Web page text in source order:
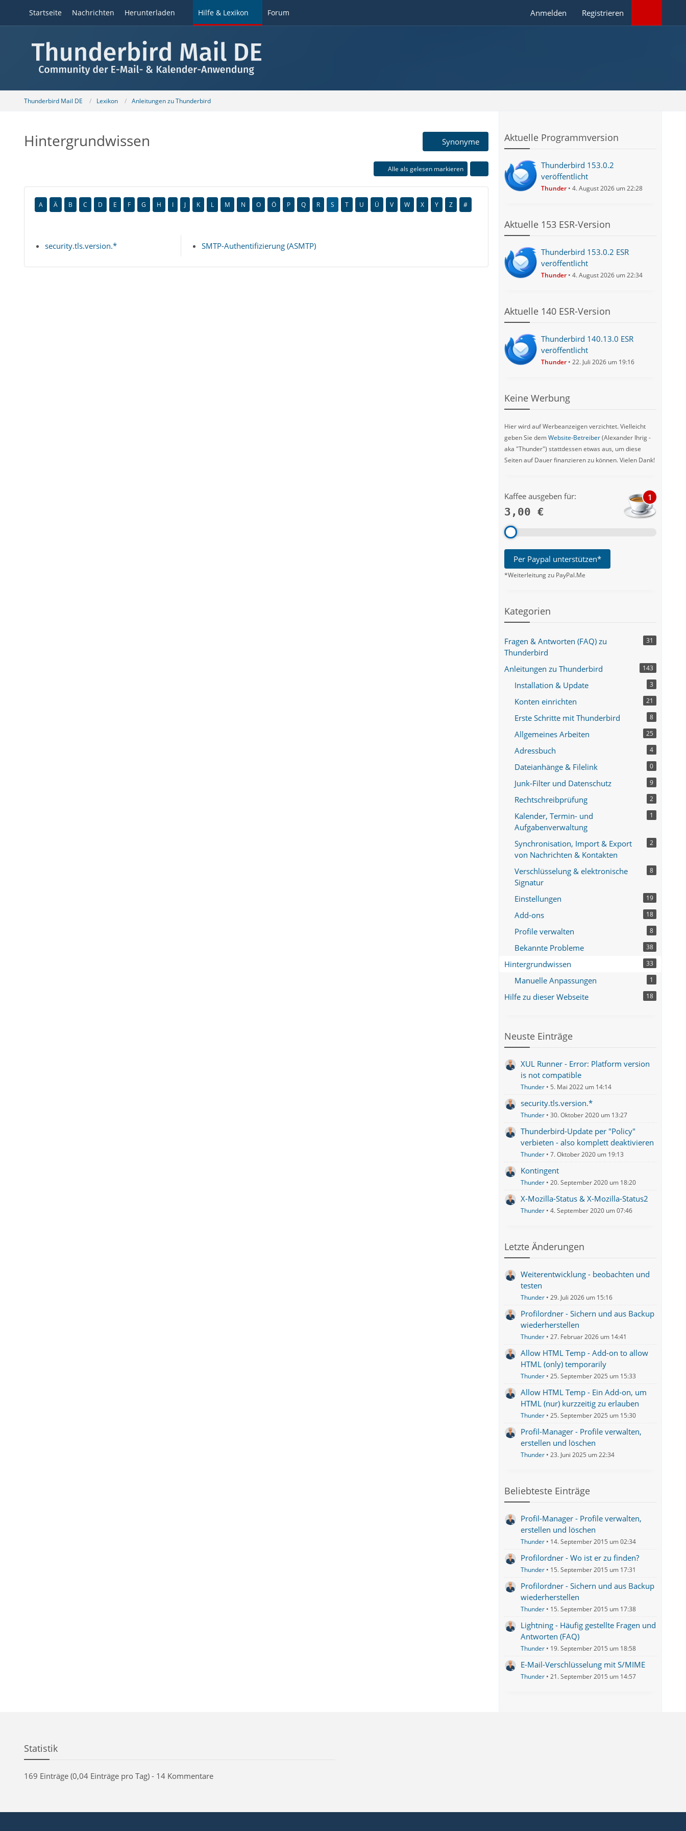
Startseite Nachrichten Herunterladen Hilfe & Lexikon Forum Anmelden Registrieren
Thunderbird Mail DE Lexikon Anleitungen zu Thunderbird
Hintergrundwissen Synonyme
Alle als gelesen markieren
A Ä B C D E F G H I J K L M N O Ö P Q R S T U Ü V W X Y Z #
security.tls.version.* SMTP-Authentifizierung (ASMTP)
Aktuelle Programmversion
Thunderbird 153.0.2
veröffentlicht
Thunder 4. August 2026 um 22:28
Aktuelle 153 ESR-Version
Thunderbird 153.0.2 ESR
veröffentlicht
Thunder 4. August 2026 um 22:34
Aktuelle 140 ESR-Version
Thunderbird 140.13.0 ESR
veröffentlicht
Thunder 22. Juli 2026 um 19:16
Keine Werbung
Hier wird auf Werbeanzeigen verzichtet. Vielleicht
geben Sie demWebsite-Betreiber(Alexander Ihrig -
aka "Thunder") stattdessen etwas aus, um diese
Seiten auf Dauer finanzieren zu können. Vielen Dank!
Kaffee ausgeben für:
3,00 €
1
Per Paypal unterstützen*
*Weiterleitung zu PayPal.Me
Kategorien
Fragen & Antworten (FAQ) zu
Thunderbird
31
Anleitungen zu Thunderbird 143
Installation & Update 3
Konten einrichten 21
Erste Schritte mit Thunderbird 8
Allgemeines Arbeiten 25
Adressbuch 4
Dateianhänge & Filelink 0
Junk-Filter und Datenschutz 9
Rechtschreibprüfung 2
Kalender, Termin- und
Aufgabenverwaltung
1
Synchronisation, Import & Export
von Nachrichten & Kontakten
2
Verschlüsselung & elektronische
Signatur
8
Einstellungen 19
Add-ons 18
Profile verwalten 8
Bekannte Probleme 38
Hintergrundwissen 33
Manuelle Anpassungen 1
Hilfe zu dieser Webseite 18
Neuste Einträge
XUL Runner - Error: Platform version
is not compatible
Thunder 5. Mai 2022 um 14:14
security.tls.version.*
Thunder 30. Oktober 2020 um 13:27
Thunderbird-Update per "Policy"
verbieten - also komplett deaktivieren
Thunder 7. Oktober 2020 um 19:13
Kontingent
Thunder 20. September 2020 um 18:20
X-Mozilla-Status & X-Mozilla-Status2
Thunder 4. September 2020 um 07:46
Letzte Änderungen
Weiterentwicklung - beobachten und
testen
Thunder 29. Juli 2026 um 15:16
Profilordner - Sichern und aus Backup
wiederherstellen
Thunder 27. Februar 2026 um 14:41
Allow HTML Temp - Add-on to allow
HTML (only) temporarily
Thunder 25. September 2025 um 15:33
Allow HTML Temp - Ein Add-on, um
HTML (nur) kurzzeitig zu erlauben
Thunder 25. September 2025 um 15:30
Profil-Manager - Profile verwalten,
erstellen und löschen
Thunder 23. Juni 2025 um 22:34
Beliebteste Einträge
Profil-Manager - Profile verwalten,
erstellen und löschen
Thunder 14. September 2015 um 02:34
Profilordner - Wo ist er zu finden?
Thunder 15. September 2015 um 17:31
Profilordner - Sichern und aus Backup
wiederherstellen
Thunder 15. September 2015 um 17:38
Lightning - Häufig gestellte Fragen und
Antworten (FAQ)
Thunder 19. September 2015 um 18:58
E-Mail-Verschlüsselung mit S/MIME
Thunder 21. September 2015 um 14:57
Statistik
169 Einträge (0,04 Einträge pro Tag) - 14 Kommentare